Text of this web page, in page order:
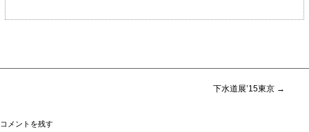
t
下水道展’15東京 →
コメントを残す